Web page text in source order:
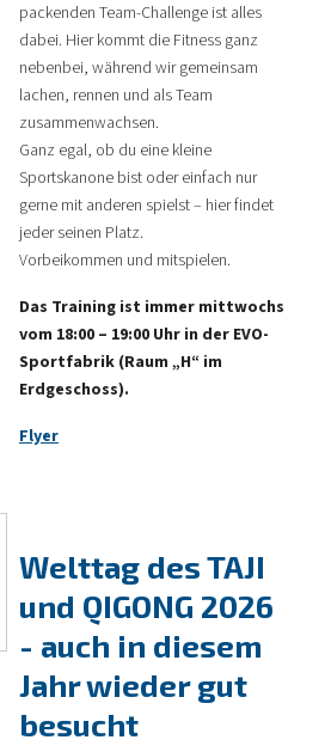
packenden Team-Challenge ist alles
dabei. Hier kommt die Fitness ganz
nebenbei, während wir gemeinsam
lachen, rennen und als Team
zusammenwachsen.
Ganz egal, ob du eine kleine
Sportskanone bist oder einfach nur
gerne mit anderen spielst – hier findet
jeder seinen Platz.
Vorbeikommen und mitspielen.
Das Training ist immer mittwochs
vom 18:00 – 19:00 Uhr in der EVO-
Sportfabrik (Raum „H“ im
Erdgeschoss).
Flyer
Welttag des TAJI
und QIGONG 2026
- auch in diesem
Jahr wieder gut
besucht